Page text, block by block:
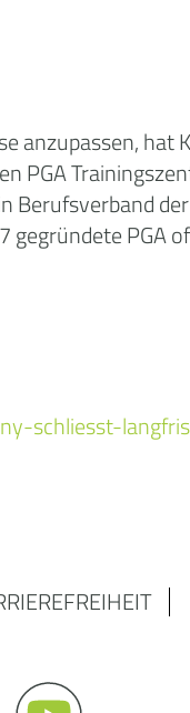
anzupassen,
gegründete
schliesst-